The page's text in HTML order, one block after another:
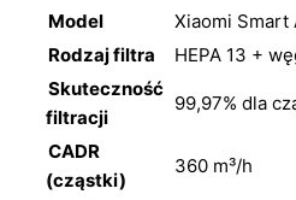
Model
Xiaomi Smart
Rodzaj filtra
HEPA 13 +
Skuteczność
filtracji
99,97% dla
CADR
(cząstki)
360 m³/h